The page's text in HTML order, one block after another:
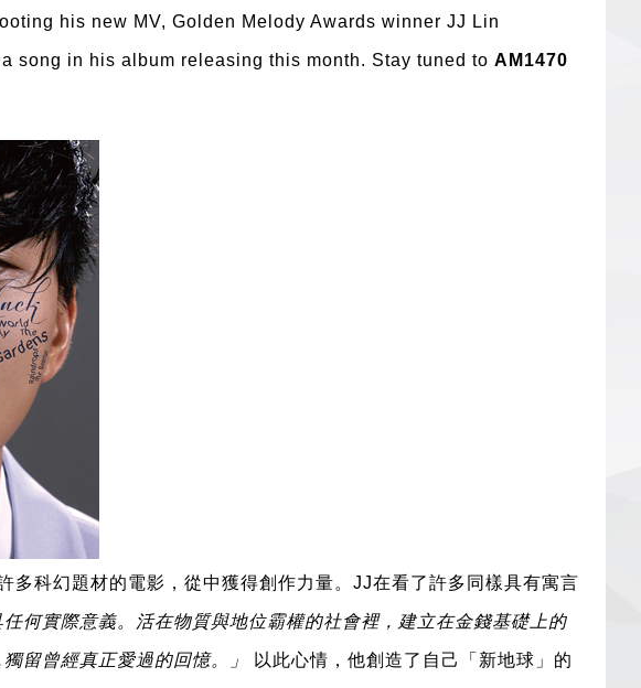
his new MV, Golden Melody Awards winner JJ Lin
song in his album releasing this month. Stay tuned to AM1470
多科幻題材的電影，從中獲得創作力量。JJ在看了許多同樣具有寓言
何實際意義。活在物質與地位霸權的社會裡，建立在金錢基礎上的
留曾經真正愛過的回憶。」 以此心情，他創造了自己「新地球」的